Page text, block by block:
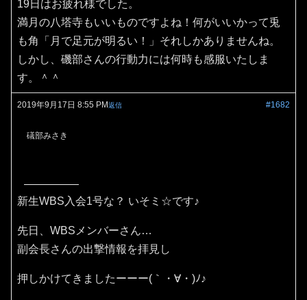
19日はお疲れ様でした。
満月の八塔寺もいいものですよね！何がいいかって兎
も角「月で足元が明るい！」それしかありませんね。
しかし、磯部さんの行動力には何時も感服いたしま
す。＾＾
2019年9月17日 8:55 PM #1682
返信
礒部みさき
新生WBS入会1号な？ いそミ☆です♪
先日、WBSメンバーさん…
副会長さんの出撃情報を拝見し
押しかけてきましたーーー(｀・∀・)ﾉ♪